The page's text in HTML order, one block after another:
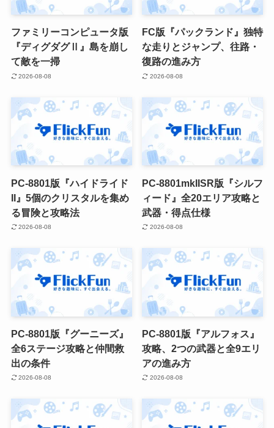
ファミリーコンピュータ版
『ディグダグⅡ』島を崩し
て敵を一掃
2026-08-08
FC版『パックランド』独特
な走りとジャンプ、往路・
復路の進み方
2026-08-08
PC-8801版『ハイドライド
II』5個のクリスタルを集め
る冒険と攻略法
2026-08-08
PC-8801mkIISR版『シルフ
ィード』全20エリア攻略と
武器・得点仕様
2026-08-08
PC-8801版『グーニーズ』
全6ステージ攻略と仲間救
出の条件
2026-08-08
PC-8801版『アルフォス』
攻略、2つの武器と全9エリ
アの進み方
2026-08-08